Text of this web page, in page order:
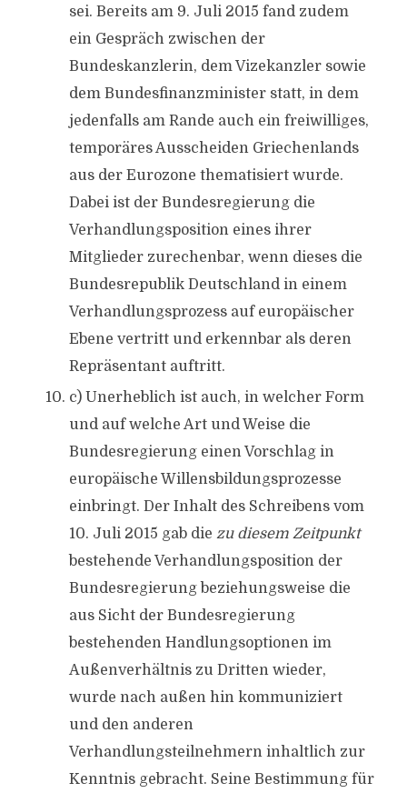
sei. Bereits am 9. Juli 2015 fand zudem
ein Gespräch zwischen der
Bundeskanzlerin, dem Vizekanzler sowie
dem Bundesfinanzminister statt, in dem
jedenfalls am Rande auch ein freiwilliges,
temporäres Ausscheiden Griechenlands
aus der Eurozone thematisiert wurde.
Dabei ist der Bundesregierung die
Verhandlungsposition eines ihrer
Mitglieder zurechenbar, wenn dieses die
Bundesrepublik Deutschland in einem
Verhandlungsprozess auf europäischer
Ebene vertritt und erkennbar als deren
Repräsentant auftritt.
c) Unerheblich ist auch, in welcher Form
und auf welche Art und Weise die
Bundesregierung einen Vorschlag in
europäische Willensbildungsprozesse
einbringt. Der Inhalt des Schreibens vom
10. Juli 2015 gab die zu diesem Zeitpunkt
bestehende Verhandlungsposition der
Bundesregierung beziehungsweise die
aus Sicht der Bundesregierung
bestehenden Handlungsoptionen im
Außenverhältnis zu Dritten wieder,
wurde nach außen hin kommuniziert
und den anderen
Verhandlungsteilnehmern inhaltlich zur
Kenntnis gebracht. Seine Bestimmung für